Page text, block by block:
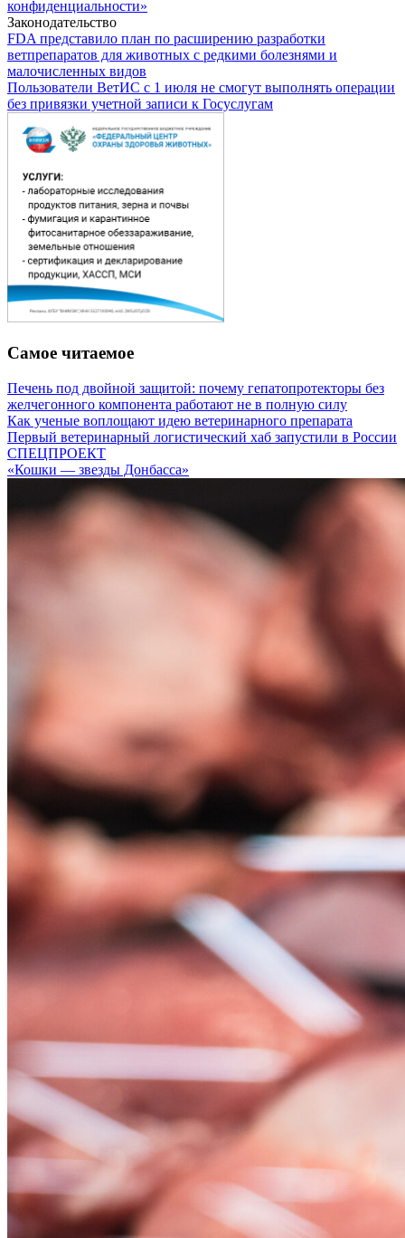
конфиденциальности»
Законодательство
FDA представило план по расширению разработки
ветпрепаратов для животных с редкими болезнями и
малочисленных видов
Пользователи ВетИС с 1 июля не смогут выполнять операции
без привязки учетной записи к Госуслугам
Самое читаемое
Печень под двойной защитой: почему гепатопротекторы без
желчегонного компонента работают не в полную силу
Как ученые воплощают идею ветеринарного препарата
Первый ветеринарный логистический хаб запустили в России
СПЕЦПРОЕКТ
«Кошки — звезды Донбасса»